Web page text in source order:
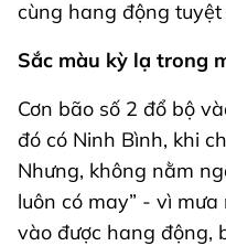
cùng hang động tuyệt
Sắc màu kỳ lạ trong
Cơn bão số 2 đổ bộ
đó có Ninh Bình, khi
Nhưng, không nằm
luôn có may” - vì
vào được hang động,